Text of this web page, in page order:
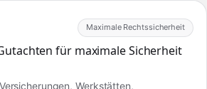
Maximale Rechtssicherheit
für maximale Sicherheit
Werkstätten,